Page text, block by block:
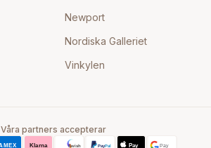
Newport
Nordiska Galleriet
Vinkylen
Våra partners accepterar